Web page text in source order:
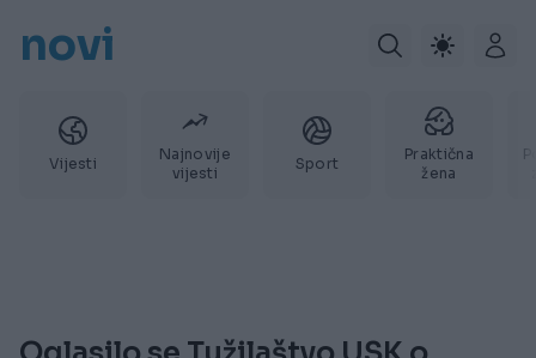
novi
Vijesti
Najnovije
vijesti
Sport
Praktična
žena